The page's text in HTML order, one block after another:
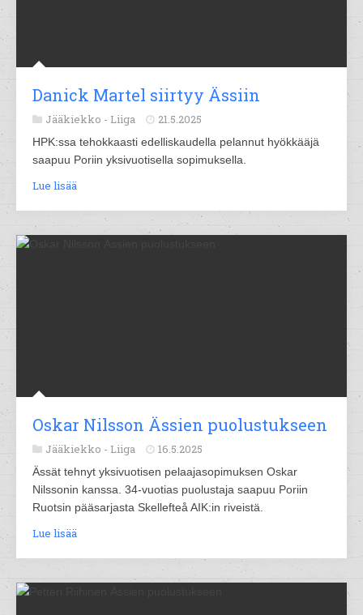
Danick Martel siirtyy Ässiin
Jääkiekko - Liiga 21.5.2025
HPK:ssa tehokkaasti edelliskaudella pelannut hyökkääjä
saapuu Poriin yksivuotisella sopimuksella.
Lue lisää
Oskar Nilsson Ässien puolustukseen
Jääkiekko - Liiga 16.5.2025
Ässät tehnyt yksivuotisen pelaajasopimuksen Oskar
Nilssonin kanssa. 34-vuotias puolustaja saapuu Poriin
Ruotsin pääsarjasta Skellefteå AIK:in riveistä.
Lue lisää